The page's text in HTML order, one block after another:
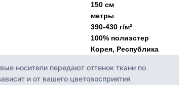
150 см
метры
390-430 г/м²
100% полиэстер
Корея, Республика
носители передают оттенок ткани по
и от вашего цветовосприятия